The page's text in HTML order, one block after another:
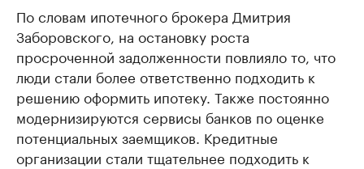
По словам ипотечного брокера Дмитрия
Заборовского, на остановку роста
просроченной задолженности повлияло то, что
люди стали более ответственно подходить к
решению оформить ипотеку. Также постоянно
модернизируются сервисы банков по оценке
потенциальных заемщиков. Кредитные
организации стали тщательнее подходить к